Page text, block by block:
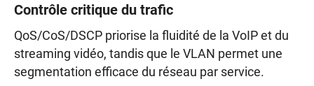
Contrôle critique du trafic
QoS/CoS/DSCP priorise la fluidité de la VoIP et du
streaming vidéo, tandis que le VLAN permet une
segmentation efficace du réseau par service.